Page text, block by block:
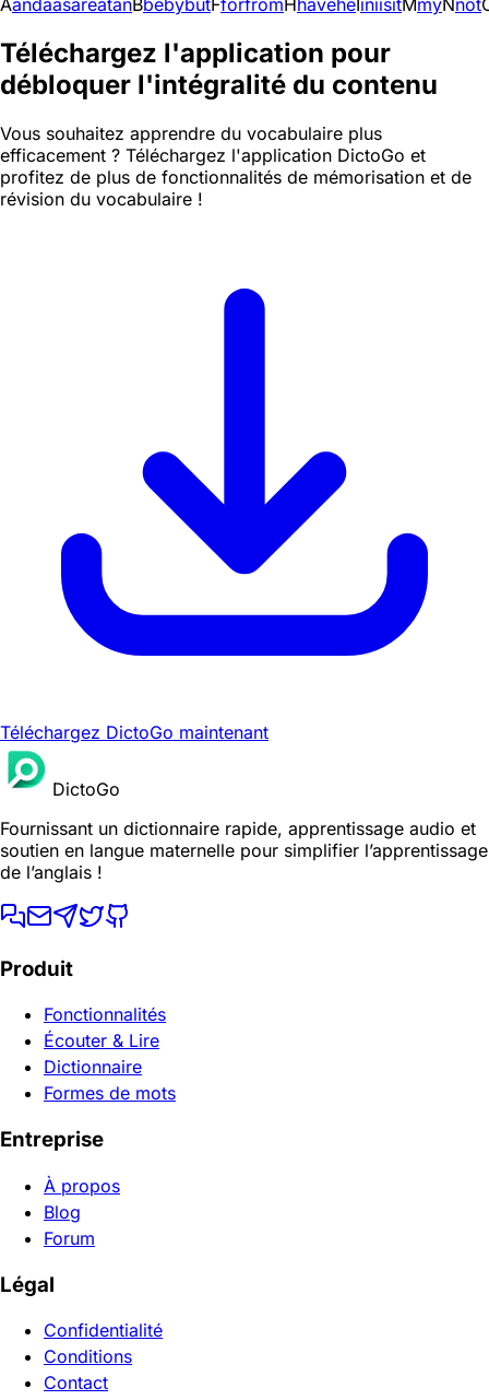
AandaasareatanBbebybutFforfromHhaveheIiniisitMmyNnot
Téléchargez l'application pour
débloquer l'intégralité du contenu
Vous souhaitez apprendre du vocabulaire plus
efficacement ? Téléchargez l'application DictoGo et
profitez de plus de fonctionnalités de mémorisation et de
révision du vocabulaire !
Téléchargez DictoGo maintenant
DictoGo
Fournissant un dictionnaire rapide, apprentissage audio et
soutien en langue maternelle pour simplifier l’apprentissage
de l’anglais !
Produit
Fonctionnalités
Écouter & Lire
Dictionnaire
Formes de mots
Entreprise
À propos
Blog
Forum
Légal
Confidentialité
Conditions
Contact